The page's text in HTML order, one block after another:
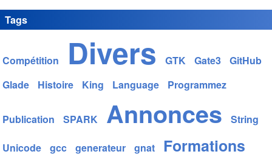
Tags
Compétition Divers GTK Gate3
GitHub
Glade
Histoire King Language Programmez
Publication SPARK Annonces String
Unicode gcc generateur gnat Formations